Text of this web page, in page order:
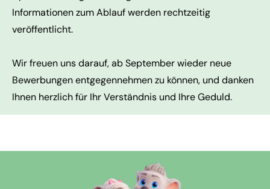
Informationen zum Ablauf werden rechtzeitig
veröffentlicht.
Wir freuen uns darauf, ab September wieder neue
Bewerbungen entgegennehmen zu können, und danken
Ihnen herzlich für Ihr Verständnis und Ihre Geduld.